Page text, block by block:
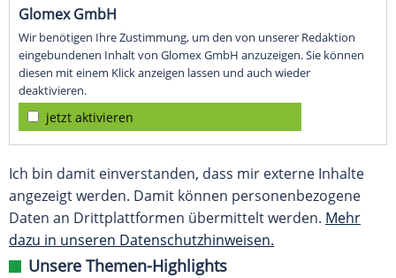
Glomex GmbH
Wir benötigen Ihre Zustimmung, um den von unserer Redaktion
eingebundenen Inhalt von Glomex GmbH anzuzeigen. Sie können
diesen mit einem Klick anzeigen lassen und auch wieder
deaktivieren.
jetzt aktivieren
Ich bin damit einverstanden, dass mir externe Inhalte
angezeigt werden. Damit können personenbezogene
Daten an Drittplattformen übermittelt werden. Mehr
dazu in unseren Datenschutzhinweisen.
Unsere Themen-Highlights